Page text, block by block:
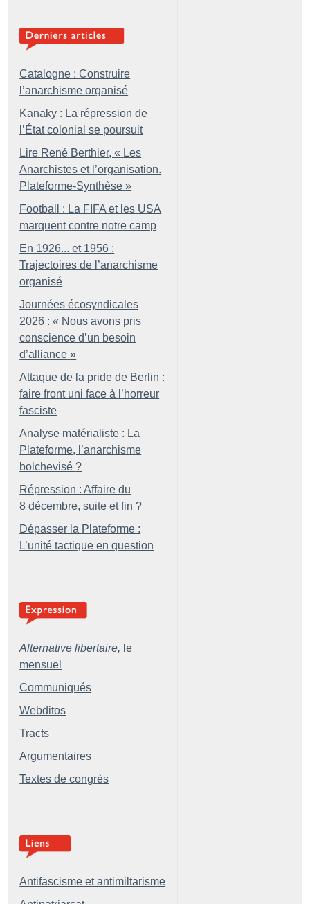
Catalogne : Construire
l’anarchisme organisé
Kanaky : La répression de
l’État colonial se poursuit
Lire René Berthier, « Les
Anarchistes et l’organisation.
Plateforme-Synthèse »
Football : La FIFA et les USA
marquent contre notre camp
En 1926... et 1956 :
Trajectoires de l’anarchisme
organisé
Journées écosyndicales
2026 : « Nous avons pris
conscience d’un besoin
d’alliance »
Attaque de la pride de Berlin :
faire front uni face à l’horreur
fasciste
Analyse matérialiste : La
Plateforme, l’anarchisme
bolchevisé ?
Répression : Affaire du
8 décembre, suite et fin ?
Dépasser la Plateforme :
L’unité tactique en question
Alternative libertaire, le
mensuel
Communiqués
Webditos
Tracts
Argumentaires
Textes de congrès
Antifascisme et antimiltarisme